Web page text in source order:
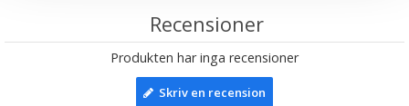
Recensioner
Produkten har inga recensioner
Skriv en recension